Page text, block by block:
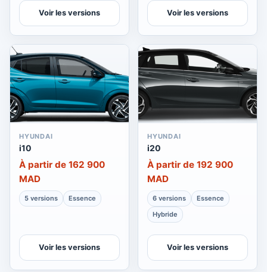
Voir les versions Voir les versions
HYUNDAI
i10
À partir de 162 900
MAD
5 versions Essence
Voir les versions
HYUNDAI
i20
À partir de 192 900
MAD
6 versions
Essence
Hybride
Voir les versions